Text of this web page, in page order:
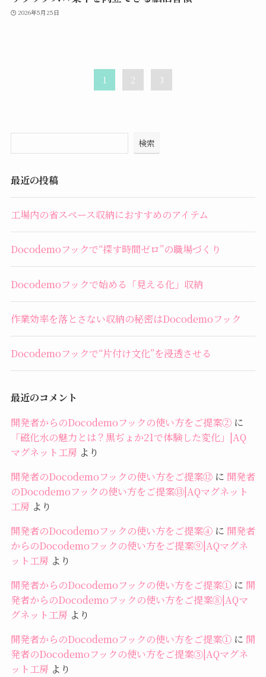
2026年5月25日
1 2 3
検索
最近の投稿
工場内の省スペース収納におすすめのアイテム
Docodemoフックで“探す時間ゼロ”の職場づくり
Docodemoフックで始める「見える化」収納
作業効率を落とさない収納の秘密はDocodemoフック
Docodemoフックで“片付け文化”を浸透させる
最近のコメント
開発者からのDocodemoフックの使い方をご提案②に
「磁化水の魅力とは？黒ぢょか21で体験した変化」|AQ
マグネット工房 より
開発者のDocodemoフックの使い方をご提案⑫に 開発者
のDocodemoフックの使い方をご提案⑬|AQマグネット
工房 より
開発者のDocodemoフックの使い方をご提案④に 開発者
からのDocodemoフックの使い方をご提案⑨|AQマグネ
ット工房 より
開発者からのDocodemoフックの使い方をご提案①に 開
発者からのDocodemoフックの使い方をご提案⑧|AQマ
グネット工房 より
開発者からのDocodemoフックの使い方をご提案①に 開
発者のDocodemoフックの使い方をご提案⑤|AQマグネ
ット工房 より